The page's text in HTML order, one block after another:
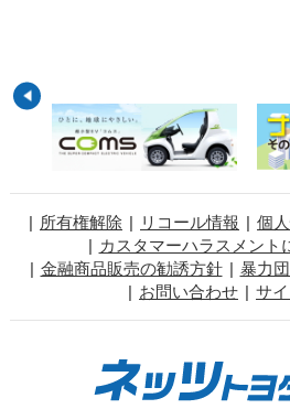
所有権解除 リコール情報
個
カスタマーハラスメント
金融商品販売の勧誘方針
暴力
お問い合わせ
サ